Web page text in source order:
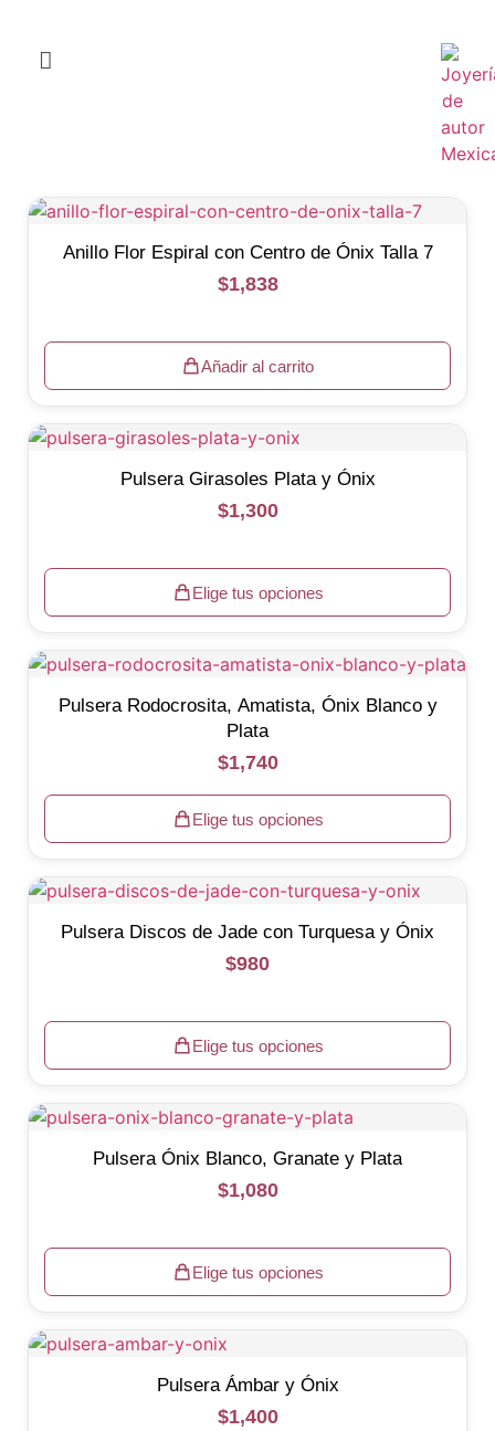
Anillo Flor Espiral con Centro de Ónix Talla 7
$1,838
Añadir al carrito
Pulsera Girasoles Plata y Ónix
$1,300
Elige tus opciones
Pulsera Rodocrosita, Amatista, Ónix Blanco y
Plata
$1,740
Elige tus opciones
Pulsera Discos de Jade con Turquesa y Ónix
$980
Elige tus opciones
Pulsera Ónix Blanco, Granate y Plata
$1,080
Elige tus opciones
Pulsera Ámbar y Ónix
$1,400